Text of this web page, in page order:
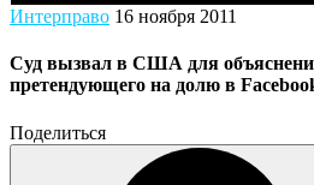
Интерправо 16 ноября 2011
Суд вызвал в США для
претендующего на долю в
Поделиться